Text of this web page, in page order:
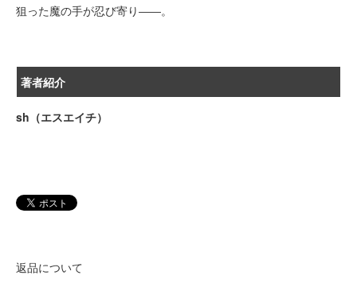
狙った魔の手が忍び寄り――。
著者紹介
sh（エスエイチ）
返品について